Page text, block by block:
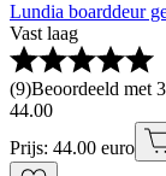
Lundia boarddeur
Vast laag
(9)Beoordeeld met
44.00
Prijs: 44.00 euro